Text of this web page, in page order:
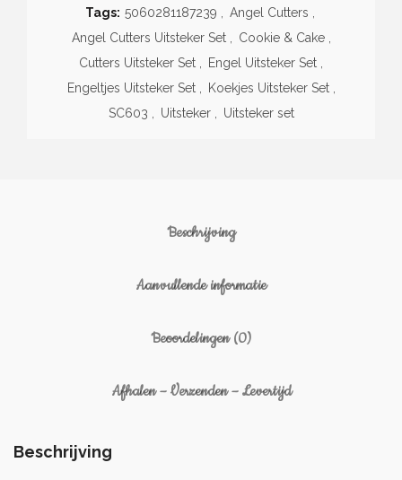
Tags: 5060281187239 Angel Cutters
Angel Cutters Uitsteker Set
Cookie & Cake
Cutters Uitsteker Set
Engel Uitsteker Set
Engeltjes Uitsteker Set
Koekjes Uitsteker Set
SC603
Uitsteker Uitsteker set
Beschrijving
Aanvullende informatie
Beoordelingen (0)
Afhalen – Verzenden – Levertijd
Beschrijving